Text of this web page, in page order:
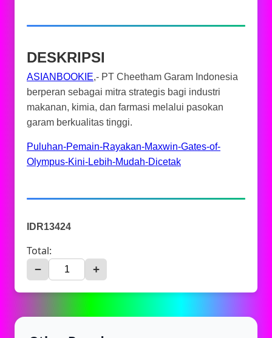
DESKRIPSI
ASIANBOOKIE,- PT Cheetham Garam Indonesia
berperan sebagai mitra strategis bagi industri
makanan, kimia, dan farmasi melalui pasokan
garam berkualitas tinggi.
Puluhan-Pemain-Rayakan-Maxwin-Gates-of-
Olympus-Kini-Lebih-Mudah-Dicetak
IDR13424
Total:
− +